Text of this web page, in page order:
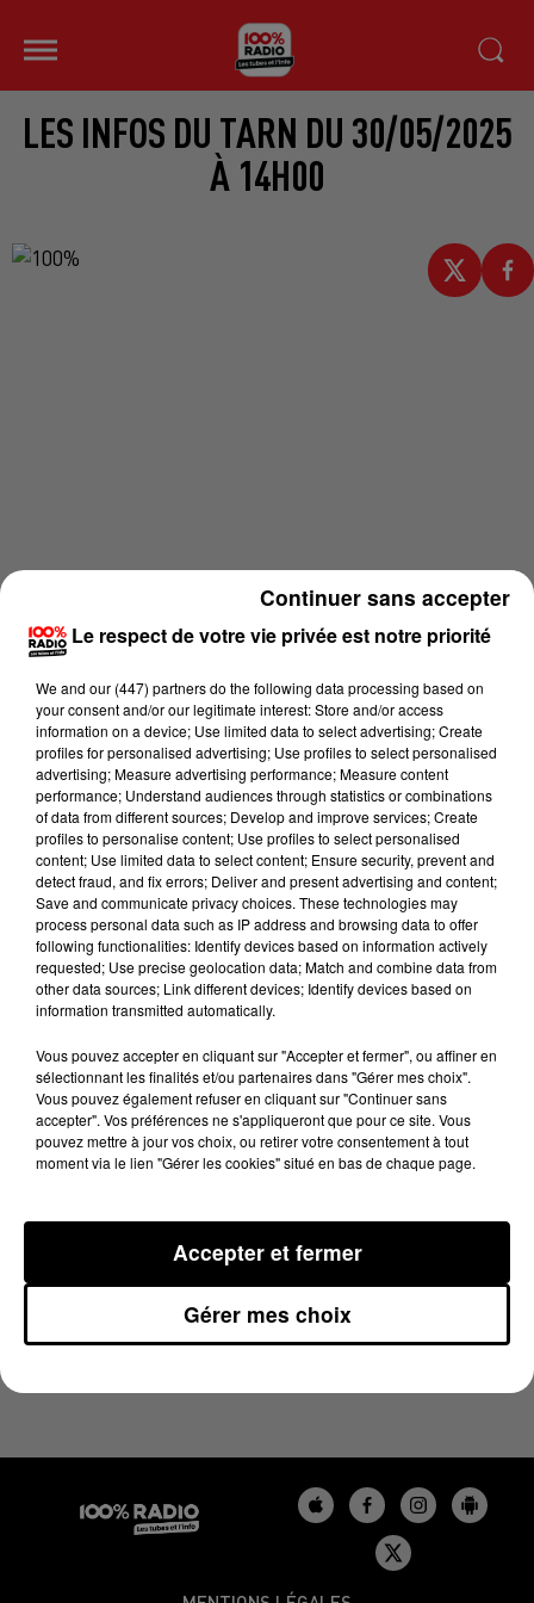
LES INFOS DU TARN DU 30/05/2025
À 14H00
Lecture (2 min 22 sec)
100%
30 mai 2025 - 2 min 22 sec
LES INFOS DU TARN DU 30/05/2025 À 14H00
Le respect de votre vie privée est notre priorité
We and our (447) partnersdo the following data processing based on
your consent and/or our legitimate interest: Store and/or access
information on a device; Use limited data to select advertising; Create
profiles for personalised advertising; Use profiles to select personalised
advertising; Measure advertising performance; Measure content
performance; Understand audiences through statistics or combinations
of data from different sources; Develop and improve services; Create
profiles to personalise content; Use profiles to select personalised
content; Use limited data to select content; Ensure security, prevent and
detect fraud, and fix errors; Deliver and present advertising and content;
Save and communicate privacy choices. These technologies may
process personal data such as IP address and browsing data to offer
following functionalities: Identify devices based on information actively
requested; Use precise geolocation data; Match and combine data from
other data sources; Link different devices; Identify devices based on
information transmitted automatically.
Vous pouvez accepter en cliquant sur "Accepter et fermer", ou affiner en
sélectionnant les finalités et/ou partenaires dans "Gérer mes choix".
Vous pouvez également refuser en cliquant sur "Continuer sans
accepter". Vos préférences ne s'appliqueront que pour ce site. Vous
pouvez mettre à jour vos choix, ou retirer votre consentement à tout
moment via le lien "Gérer les cookies" situé en bas de chaque page.
Gérer mes choix
Accepter et fermer
Continuer sans accepter